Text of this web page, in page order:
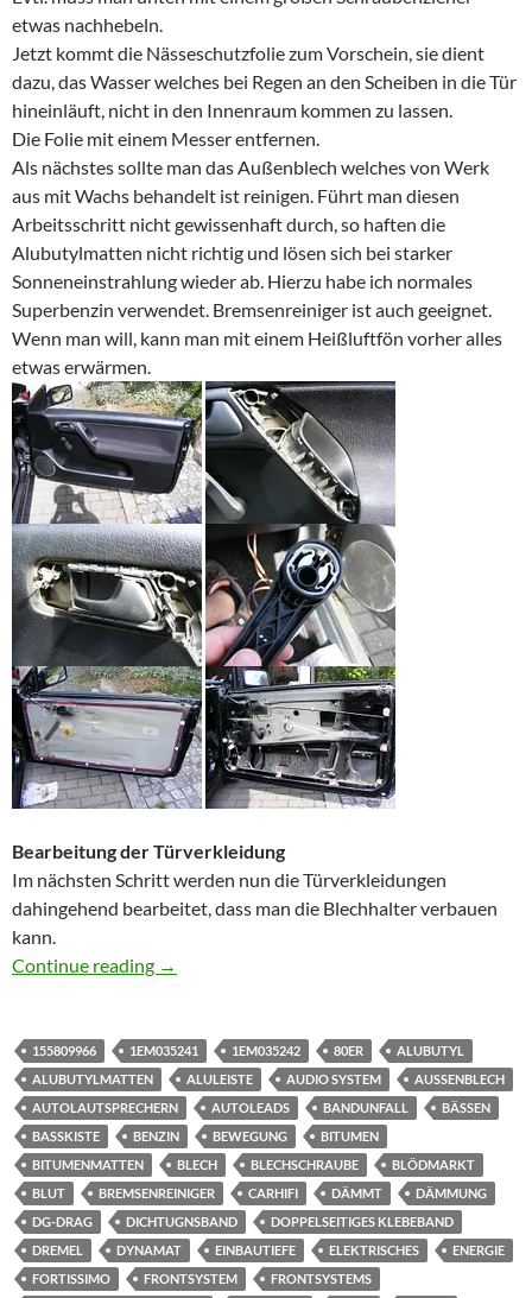
etwas nachhebeln.
Jetzt kommt die Nässeschutzfolie zum Vorschein, sie dient
dazu, das Wasser welches bei Regen an den Scheiben in die Tür
hineinläuft, nicht in den Innenraum kommen zu lassen.
Die Folie mit einem Messer entfernen.
Als nächstes sollte man das Außenblech welches von Werk
aus mit Wachs behandelt ist reinigen. Führt man diesen
Arbeitsschritt nicht gewissenhaft durch, so haften die
Alubutylmatten nicht richtig und lösen sich bei starker
Sonneneinstrahlung wieder ab. Hierzu habe ich normales
Superbenzin verwendet. Bremsenreiniger ist auch geeignet.
Wenn man will, kann man mit einem Heißluftfön vorher alles
etwas erwärmen.
Bearbeitung der Türverkleidung
Im nächsten Schritt werden nun die Türverkleidungen
dahingehend bearbeitet, dass man die Blechhalter verbauen
kann.
Continue reading Türdämmung beim Golf 3 Cabrio mit
→
155809966 1EM035241 1EM035242 80ER
ALUBUTYL
ALUBUTYLMATTEN
ALULEISTE AUDIO SYSTEM
AUSSENBLECH
AUTOLAUTSPRECHERN
AUTOLEADS BANDUNFALL
BÄSSEN
BASSKISTE
BENZIN BEWEGUNG
BITUMEN
BITUMENMATTEN
BLECH BLECHSCHRAUBE
BLÖDMARKT
BLUT
BREMSENREINIGER CARHIFI DÄMMT
DÄMMUNG
DG-DRAG
DICHTUGNSBAND
DOPPELSEITIGES KLEBEBAND
DREMEL
DYNAMAT EINBAUTIEFE ELEKTRISCHES
ENERGIE
FORTISSIMO
FRONTSYSTEM
FRONTSYSTEMS